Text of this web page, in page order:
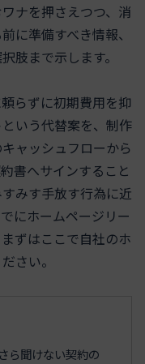
ナを押さえつつ、消
に準備すべき情報、
肢まで示します。
らずに初期費用を抑
という代替案を、制作
ャッシュフローから
書へサインすること
みす手放す行為に近
にホームページリー
ずはここで自社のホ
さい。
ら聞けない契約の